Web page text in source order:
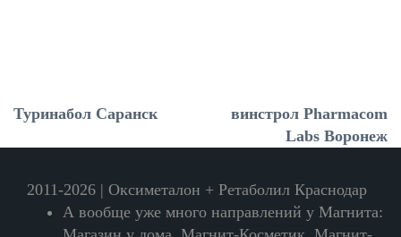
Туринабол Саранск
винстрол Pharmacom
Labs Воронеж
2011-2026 | Оксиметалон + Ретаболил Краснодар
А вообще уже много направлений у Магнита: